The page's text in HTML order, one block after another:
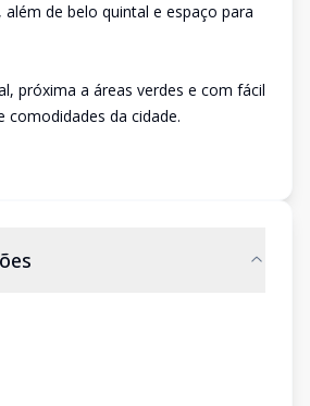
além de belo quintal e espaço para
próxima a áreas verdes e com fácil
comodidades da cidade.